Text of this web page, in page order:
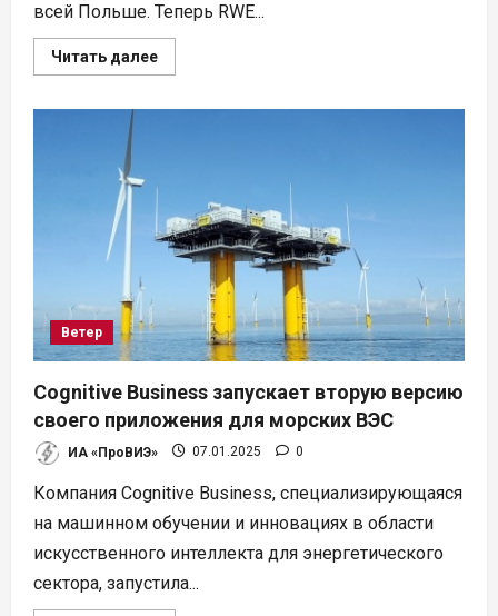
всей Польше. Теперь RWE...
Читать далееПрочитать
больше
СЭС
в
Польше
Ветер
Cognitive Business запускает вторую версию
своего приложения для морских ВЭС
ИА «ПроВИЭ» 07.01.2025 0
Компания Cognitive Business, специализирующаяся
на машинном обучении и инновациях в области
искусственного интеллекта для энергетического
сектора, запустила...